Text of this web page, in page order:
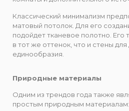
Классический минимализм
матовый потолок. Для его
подойдет тканевое полотно.
в тот же оттенок, что и стены
единообразия.
Природные материалы
Одним из трендов года также
простым природным материалам: